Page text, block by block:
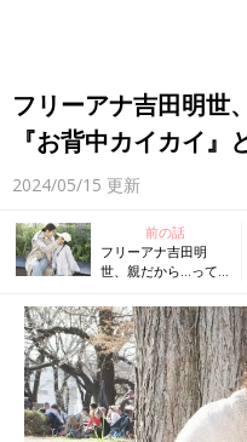
フリーアナ吉田明世
『お背中カイカイ』
2024/05/15 更新
前の話
フリーアナ吉田明
世、親だから…って
レンジし続ける理由
とは